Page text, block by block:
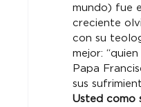
mundo) fue
creciente
con su
mejor:
Papa
sus
Usted como